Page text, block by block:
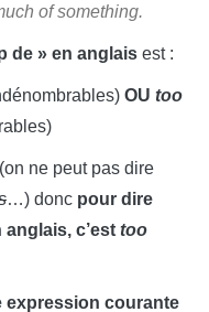
of something.
de » en anglais est :
OU too
ne peut pas dire
…) donc pour dire
c’est too
expression courante